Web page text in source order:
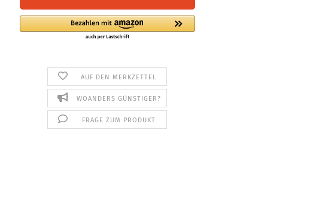
AUF DEN MERKZETTEL
WOANDERS GÜNSTIGER?
FRAGE ZUM PRODUKT